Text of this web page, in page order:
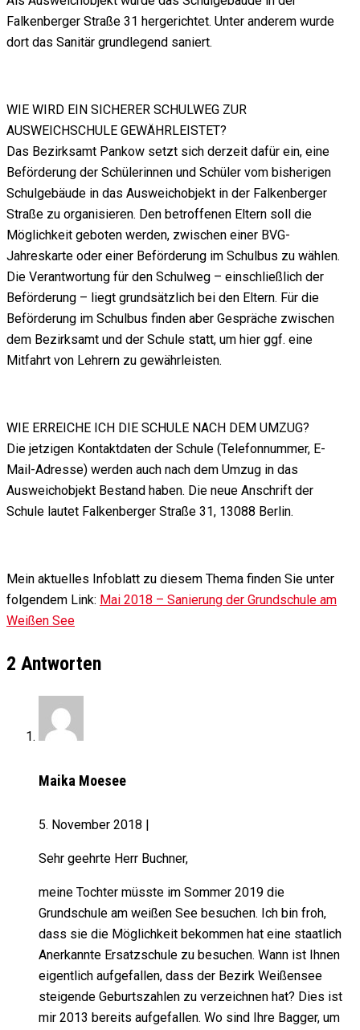
Falkenberger Straße 31 hergerichtet. Unter anderem wurde
dort das Sanitär grundlegend saniert.
WIE WIRD EIN SICHERER SCHULWEG ZUR
AUSWEICHSCHULE GEWÄHRLEISTET?
Das Bezirksamt Pankow setzt sich derzeit dafür ein, eine
Beförderung der Schülerinnen und Schüler vom bisherigen
Schulgebäude in das Ausweichobjekt in der Falkenberger
Straße zu organisieren. Den betroffenen Eltern soll die
Möglichkeit geboten werden, zwischen einer BVG-
Jahreskarte oder einer Beförderung im Schulbus zu wählen.
Die Verantwortung für den Schulweg – einschließlich der
Beförderung – liegt grundsätzlich bei den Eltern. Für die
Beförderung im Schulbus finden aber Gespräche zwischen
dem Bezirksamt und der Schule statt, um hier ggf. eine
Mitfahrt von Lehrern zu gewährleisten.
WIE ERREICHE ICH DIE SCHULE NACH DEM UMZUG?
Die jetzigen Kontaktdaten der Schule (Telefonnummer, E-
Mail-Adresse) werden auch nach dem Umzug in das
Ausweichobjekt Bestand haben. Die neue Anschrift der
Schule lautet Falkenberger Straße 31, 13088 Berlin.
Mein aktuelles Infoblatt zu diesem Thema finden Sie unter
folgendem Link: Mai 2018 – Sanierung der Grundschule am
Weißen See
2 Antworten
Maika Moesee
5. November 2018
Sehr geehrte Herr Buchner,
meine Tochter müsste im Sommer 2019 die
Grundschule am weißen See besuchen. Ich bin froh,
dass sie die Möglichkeit bekommen hat eine staatlich
Anerkannte Ersatzschule zu besuchen. Wann ist Ihnen
eigentlich aufgefallen, dass der Bezirk Weißensee
steigende Geburtszahlen zu verzeichnen hat? Dies ist
mir 2013 bereits aufgefallen. Wo sind Ihre Bagger, um